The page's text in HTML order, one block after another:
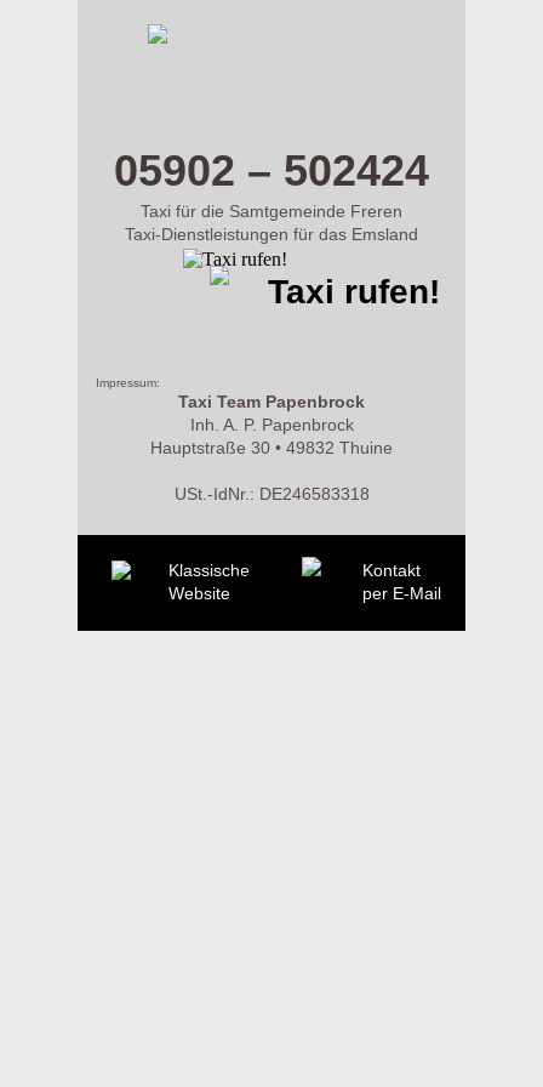
Impressum:
Taxi Team Papenbrock
Inh. A. P. Papenbrock
Hauptstraße 30 • 49832 Thuine
USt.-IdNr.: DE246583318
05902 – 502424
Taxi für die Samtgemeinde Freren
Taxi-Dienstleistungen für das Emsland
Taxi rufen!
Klassische
Website
Kontakt
per E-Mail